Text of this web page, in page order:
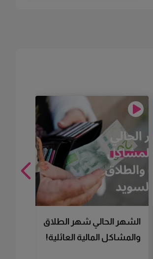
الشهر الحالي شهر الطلاق
والمشاكل المالية العائلية!